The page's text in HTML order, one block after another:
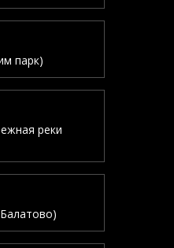
парк)
реки